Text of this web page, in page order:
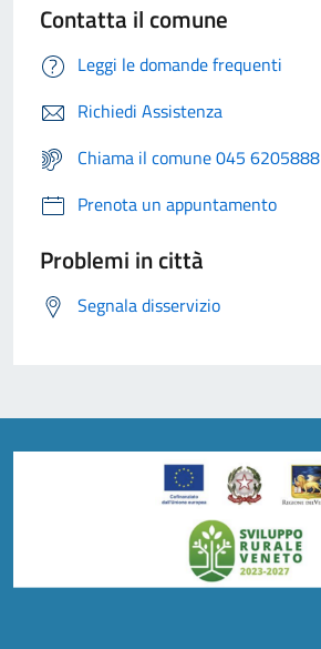
Contatta il comune
Leggi le domande frequenti
Richiedi Assistenza
Chiama il comune 045 6205888
Prenota un appuntamento
Problemi in città
Segnala disservizio